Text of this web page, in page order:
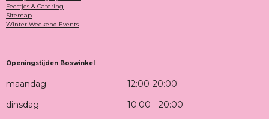
Feestjes & Catering
Sitemap
Winter Weekend Events
Openingstijden Boswinkel
maandag
12:00-20:00
dinsdag
10:00 - 20:00